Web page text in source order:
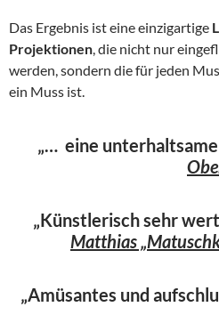
Das Ergebnis ist eine einzigartige
Projektionen, die nicht nur
werden, sondern die für jeden
ein Muss ist.
„… eine
„Künstlerisch sehr
Matthias
„Amüsantes und